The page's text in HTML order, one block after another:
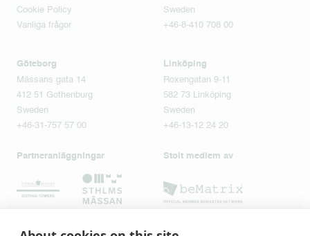
Cookie Policy
Vanliga frågor
Sweden
+46-8-410 708 00
Göteborg
Mässans gata 14
412 51 Gothenburg
Sweden
+46-31-757 57 00
Linköping
Roxengatan 9-11
582 73 Linköping
Sweden
+46-13-12 24 20
Partneranläggningar Stolt medlem av